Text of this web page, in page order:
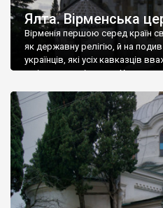
Ялта. Вірменська
Вірменія першою серед країн
як державну релігію, й на подив
українців, які усіх кавказців
є відданими вірянами Христа